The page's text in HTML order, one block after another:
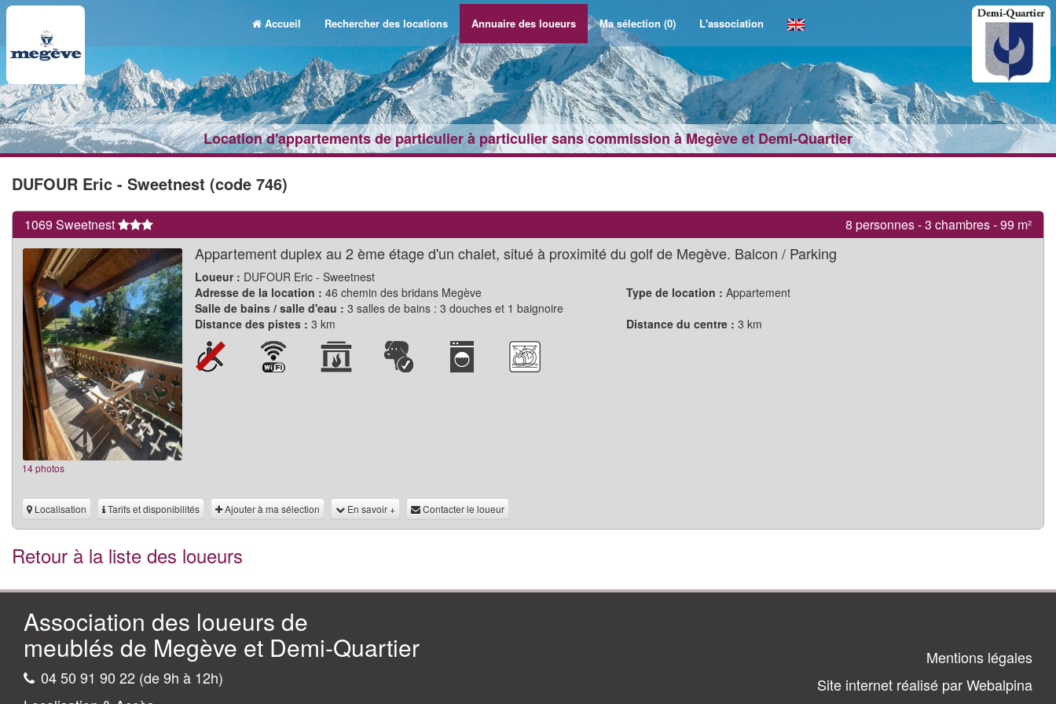
Accueil Rechercher des locations Annuaire des loueurs Ma sélection (0) L'association
Location d'appartements de particulier à particulier sans commission à Megève et Demi‑Quartier
DUFOUR Eric - Sweetnest (code 746)
1069 Sweetnest 8 personnes - 3 chambres - 99 m²
14 photos
Appartement duplex au 2 ème étage d'un chalet, situé à proximité du golf de Megève. Balcon / Parking
Loueur : DUFOUR Eric - Sweetnest
Adresse de la location : 46 chemin des bridans Megève Type de location : Appartement
Salle de bains / salle d'eau : 3 salles de bains : 3 douches et 1 baignoire
Distance des pistes : 3 km Distance du centre : 3 km
Localisation Tarifs et disponibilités Ajouter à ma sélection En savoir + Contacter le loueur
Retour à la liste des loueurs
Association des loueurs de
meublés de Megève et Demi-Quartier
04 50 91 90 22 (de 9h à 12h)
Mentions légales
Site internet réalisé par Webalpina